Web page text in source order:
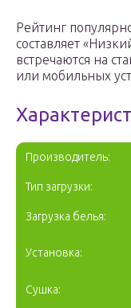
Рейтинг
составляет
встречаются на
или мобильных
Производитель:
Тип загрузки:
Загрузка белья:
Установка:
Сушка: